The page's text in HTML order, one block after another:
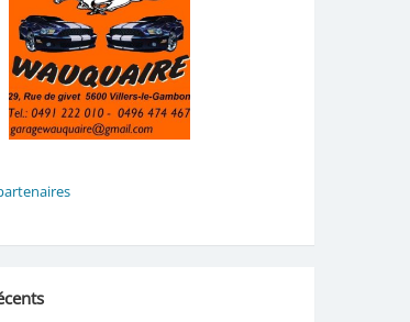
Tous nos partenaires